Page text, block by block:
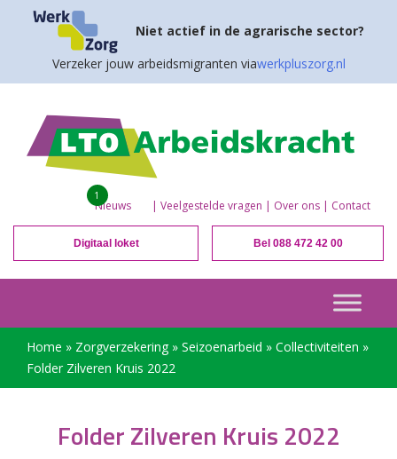
Niet actief in de agrarische sector?
Verzeker jouw arbeidsmigranten viawerkpluszorg.nl
Nieuws
1
| Veelgestelde vragen | Over ons | Contact
Digitaal loket Bel 088 472 42 00
Home » Zorgverzekering» Seizoenarbeid » Collectiviteiten »
Folder Zilveren Kruis 2022
Folder Zilveren Kruis 2022